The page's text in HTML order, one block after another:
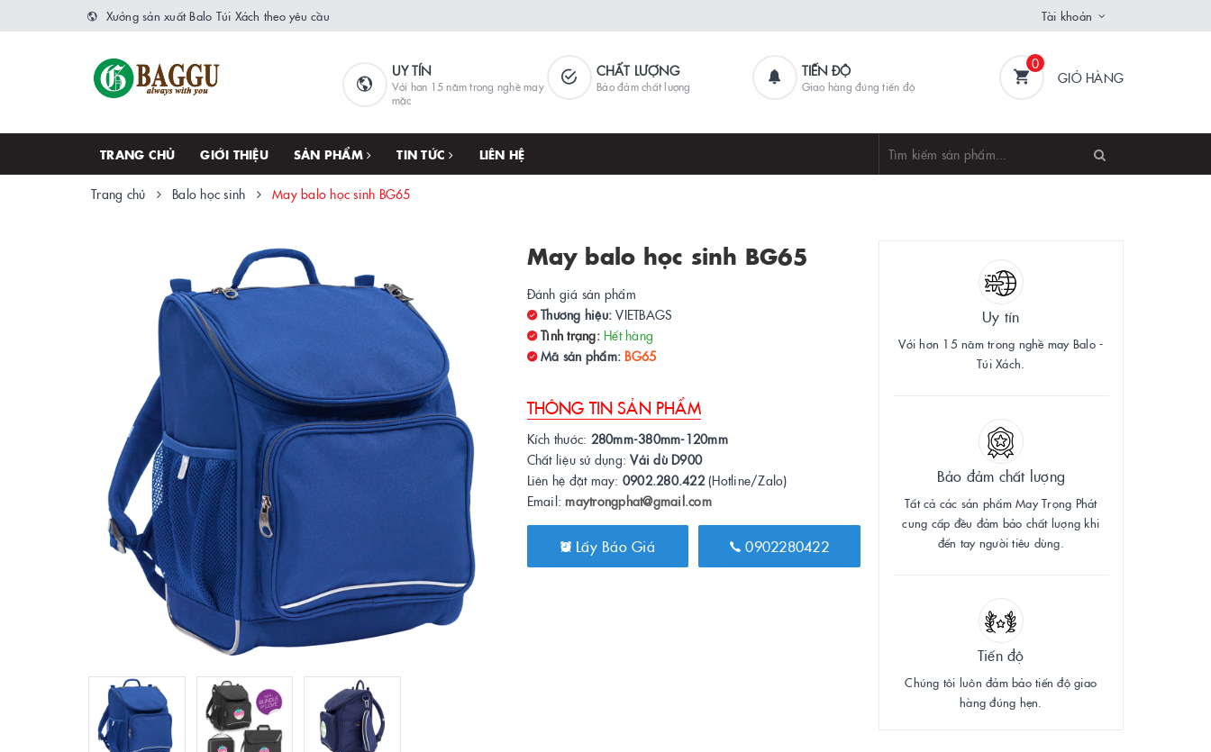
Xưởng sản xuất Balo Túi Xách theo yêu cầu Tài khoản
UY TÍN
Với hơn 15 năm trong nghề may
mặc
CHẤT LƯỢNG
Bảo đảm chất lượng
TIẾN ĐỘ
Giao hàng đúng tiến độ
0
GIỎ HÀNG
TRANG CHỦ GIỚI THIỆU SẢN PHẨM TIN TỨC LIÊN HỆ
Trang chủ Balo học sinh May balo học sinh BG65
May balo học sinh BG65
Đánh giá sản phẩm
Thương hiệu: VIETBAGS
Tình trạng: Hết hàng
Mã sản phẩm:BG65
THÔNG TIN SẢN PHẨM
Kích thước: 280mm-380mm-120mm
Chất liệu sử dụng:Vải dù D900
Liên hệ đặt may: 0902.280.422 (Hotline/Zalo)
Email:maytrongphat@gmail.com
Lấy Báo Giá 0902280422
Uy tín
Với hơn 15 năm trong nghề may Balo -
Túi Xách.
Bảo đảm chất lượng
Tất cả các sản phẩm May Trọng Phát
cung cấp đều đảm bảo chất lượng khi
đến tay người tiêu dùng.
Tiến độ
Chúng tôi luôn đảm bảo tiến độ giao
hàng đúng hẹn.